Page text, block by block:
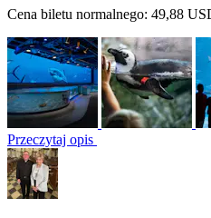
Cena biletu normalnego: 49,88
Przeczytaj opis